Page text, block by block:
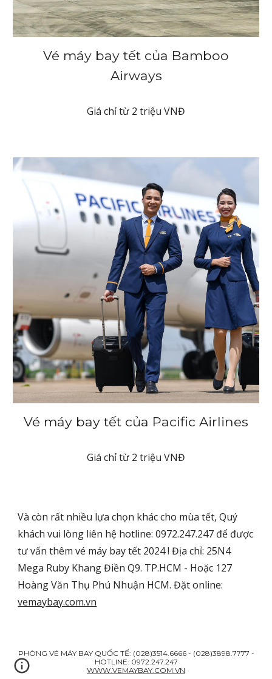
Vé máy bay tết của Bamboo
Airways
Giá chỉ từ 2 triệu VNĐ
Vé máy bay tết của Pacific Airlines
Giá chỉ từ 2 triệu VNĐ
Và còn rất nhiều lựa chọn khác cho mùa tết, Quý
khách vui lòng liên hệ hotline: 0972.247.247 để được
tư vấn thêm vé máy bay tết 2024 ! Địa chỉ: 25N4
Mega Ruby Khang Điền Q9. TP.HCM - Hoặc 127
Hoàng Văn Thụ Phú Nhuận HCM. Đặt online:
vemaybay.com.vn
PHÒNG VÉ MÁY BAY QUỐC TẾ: (028)3514.6666 - (028)3898.7777 -
HOTLINE: 0972.247.247
WWW.VEMAYBAY.COM.VN